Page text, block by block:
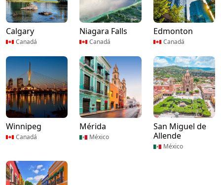
Calgary
Canadá
Niagara Falls
Canadá
Edmonton
Canadá
Winnipeg
Canadá
Mérida
México
San Miguel de
Allende
México